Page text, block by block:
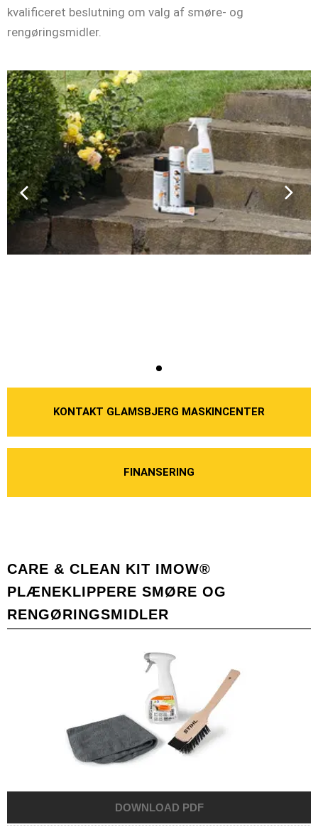
kvalificeret beslutning om valg af smøre- og
rengøringsmidler.
KONTAKT GLAMSBJERG MASKINCENTER
FINANSERING
CARE & CLEAN KIT IMOW®
PLÆNEKLIPPERE SMØRE OG
RENGØRINGSMIDLER